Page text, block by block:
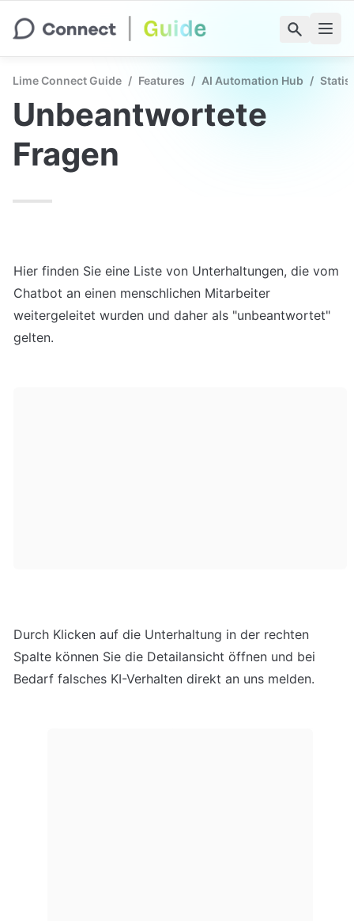
Lime Connect Guide / Features / AI Automation Hub /
Unbeantwortete
Fragen
Hier finden Sie eine Liste von Unterhaltungen, die vom
Chatbot an einen menschlichen Mitarbeiter
weitergeleitet wurden und daher als "unbeantwortet"
gelten.
Durch Klicken auf die Unterhaltung in der rechten
Spalte können Sie die Detailansicht öffnen und bei
Bedarf falsches KI-Verhalten direkt an uns melden.